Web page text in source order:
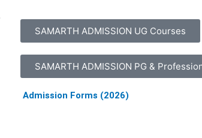
SAMARTH ADMISSION UG Courses
SAMARTH ADMISSION PG &
Admission Forms (2026)